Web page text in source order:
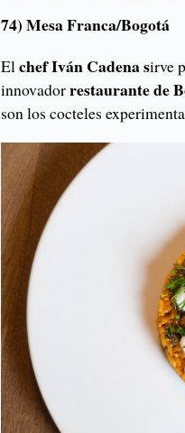
74) Mesa Franca/Bogotá
Elchef Iván Cadena sirve
innovadorrestaurante de
son los cocteles